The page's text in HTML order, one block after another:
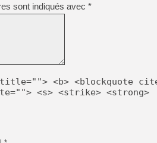
sont indiqués avec *
<b> <blockquote
<s> <strike> <strong>